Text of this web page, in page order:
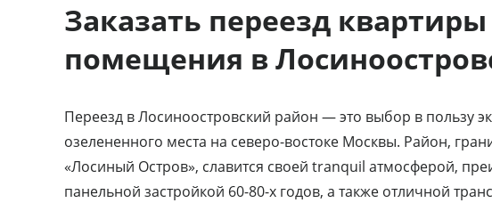
Заказать переезд
помещения в
Переезд в Лосиноостровский район — это выбор в пользу
озелененного места на северо-востоке Москвы. Район,
«Лосиный Остров», славится своей tranquil атмосферой,
панельной застройкой 60-80-х годов, а также отличной